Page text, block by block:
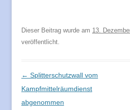
Dieser Beitrag wurde am 13.
veröffentlicht.
Beitragsnavigation
← Splitterschutzwall vom
Kampfmittelräumdienst
abgenommen